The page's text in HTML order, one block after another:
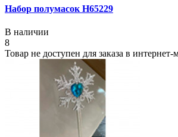
Набор полумасок Н65229
В наличии
8
Товар не доступен для заказа в интернет-